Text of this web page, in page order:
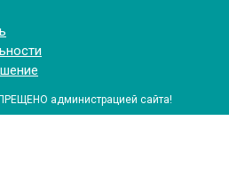
администрацией сайта!